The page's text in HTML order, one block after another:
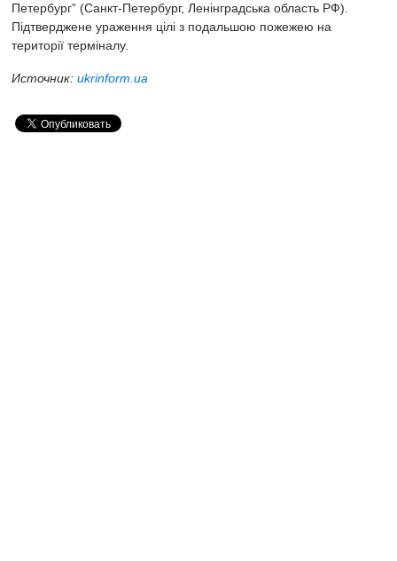
Петербург” (Санкт-Петербург, Ленінградська область РФ).
Підтверджене ураження цілі з подальшою пожежею на
території терміналу.
Источник: ukrinform.ua